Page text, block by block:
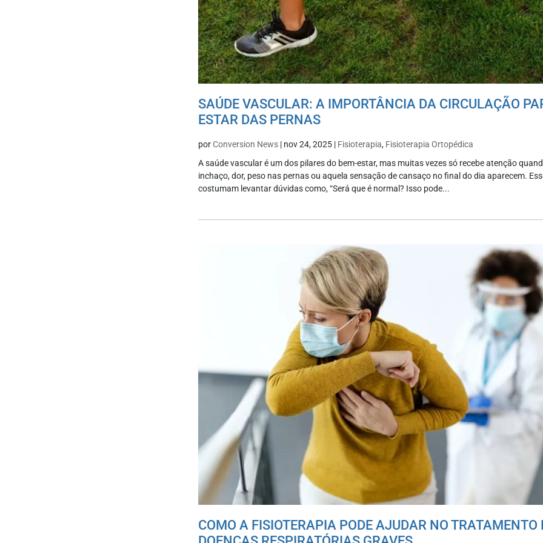
SAÚDE VASCULAR: A IMPORTÂNCIA DA CIRCULAÇÃO
ESTAR DAS PERNAS
porConversion News | nov 24, 2025 | Fisioterapia, Fisioterapia Ortopédica
A saúde vascular é um dos pilares do bem-estar, mas muitas vezes só recebe atenção
inchaço, dor, peso nas pernas ou aquela sensação de cansaço no final do dia aparecem.
costumam levantar dúvidas como, “Será que é normal? Isso pode...
COMO A FISIOTERAPIA PODE AJUDAR NO TRATAMENTO